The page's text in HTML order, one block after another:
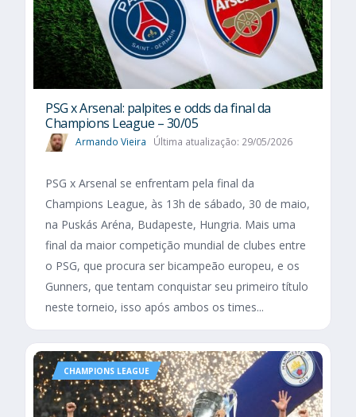
PSG x Arsenal: palpites e odds da final da
Champions League – 30/05
Armando Vieira Última atualização: 29/05/2026
PSG x Arsenal se enfrentam pela final da
Champions League, às 13h de sábado, 30 de maio,
na Puskás Aréna, Budapeste, Hungria. Mais uma
final da maior competição mundial de clubes entre
o PSG, que procura ser bicampeão europeu, e os
Gunners, que tentam conquistar seu primeiro título
neste torneio, isso após ambos os times...
CHAMPIONS LEAGUE